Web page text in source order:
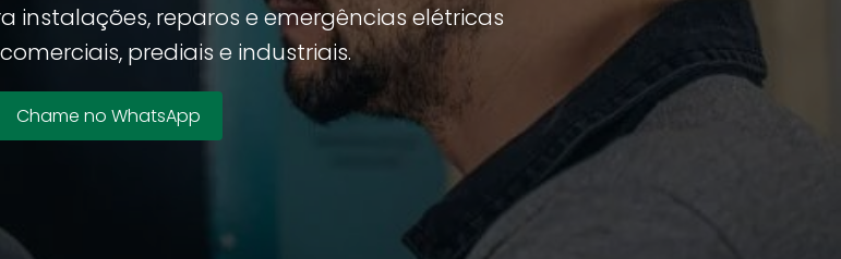
instalações, reparos e emergências elétricas
prediais e industriais.
Chame no WhatsApp